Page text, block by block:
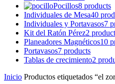
Pocillos8 products
Individuales de Mesa40
Individuales y Portavasos7
Kit del Ratón Pérez2
Planeadores Magnéticos10
Portavasos7 products
Tablas de crecimiento2
Inicio Productos etiquetados “el